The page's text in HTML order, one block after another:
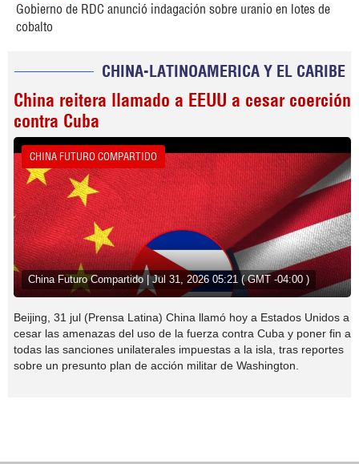
Gobierno de RDC anunció indagación sobre uranio en lotes de
cobalto
CHINA-LATINOAMERICA Y EL CARIBE
China reitera llamado a EEUU a cesar coerción
contra Cuba
CHINA FUTURO COMPARTIDO
China Futuro Compartido | Jul 31, 2026 05:21 ( GMT -04:00 )
Beijing, 31 jul (Prensa Latina) China llamó hoy a Estados Unidos a
cesar las amenazas del uso de la fuerza contra Cuba y poner fin a
todas las sanciones unilaterales impuestas a la isla, tras reportes
sobre un presunto plan de acción militar de Washington.